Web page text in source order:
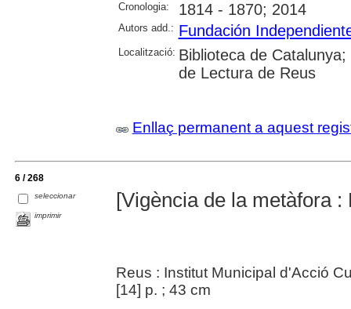
Cronologia: 1814 - 1870; 2014
Autors add.: Fundación
Localització: Biblioteca de
de Lectura de Reus
Enllaç permanent a aquest
6 / 268
seleccionar
imprimir
[Vigència de la metàfora
Reus : Institut Municipal d'Acció
[14] p. ; 43 cm